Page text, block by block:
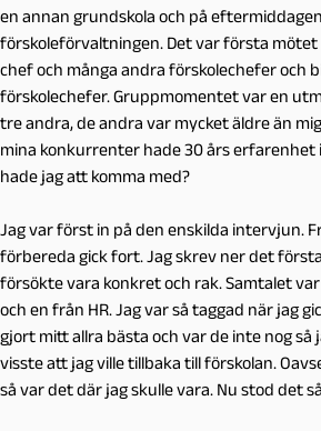
en annan grundskola och på
förskoleförvaltningen. Det var första
chef och många andra förskolechefer och
förskolechefer. Gruppmomentet var en
tre andra, de andra var mycket äldre än
mina konkurrenter hade 30 års erfarenhet
hade jag att komma med?
Jag var först in på den enskilda intervjun.
förbereda gick fort. Jag skrev ner det
försökte vara konkret och rak. Samtalet
och en från HR. Jag var så taggad när jag
gjort mitt allra bästa och var de inte nog så
visste att jag ville tillbaka till förskolan.
så var det där jag skulle vara. Nu stod det